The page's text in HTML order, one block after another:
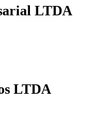
LTDA
LTDA